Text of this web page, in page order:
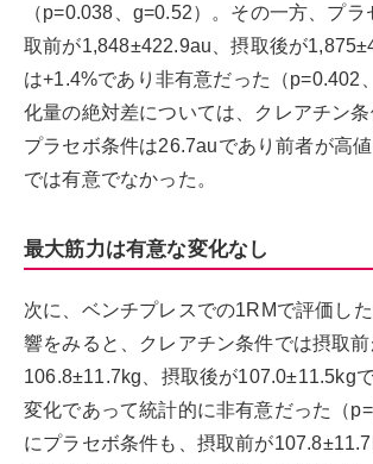
（p=0.038、g=0.52）。その一方、プ
取前が1,848±422.9au、摂取後が
は+1.4%であり非有意だった（p=0.402
化量の絶対差については、クレアチン
プラセボ条件は26.7auであり前者が高
では有意でなかった。
最大筋力は有意な変化なし
次に、ベンチプレスでの1RMで評価し
響をみると、クレアチン条件では摂取
106.8±11.7kg、摂取後が107.0±11.5kg
変化であって統計的に非有意だった（
にプラセボ条件も、摂取前が